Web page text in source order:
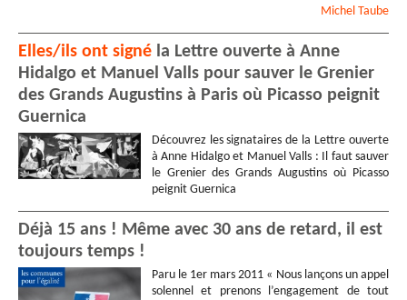
Michel Taube
Elles/ils ont signé la Lettre ouverte à Anne
Hidalgo et Manuel Valls pour sauver le Grenier
des Grands Augustins à Paris où Picasso peignit
Guernica
Découvrez les signataires de la Lettre ouverte
à Anne Hidalgo et Manuel Valls : Il faut sauver
le Grenier des Grands Augustins où Picasso
peignit Guernica
Déjà 15 ans ! Même avec 30 ans de retard, il est
toujours temps !
Paru le 1er mars 2011 « Nous lançons un appel
solennel et prenons l’engagement de tout